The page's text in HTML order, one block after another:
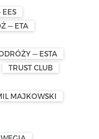
EES
— ETA
— ESTA
TRUST CLUB
MAJKOWSKI